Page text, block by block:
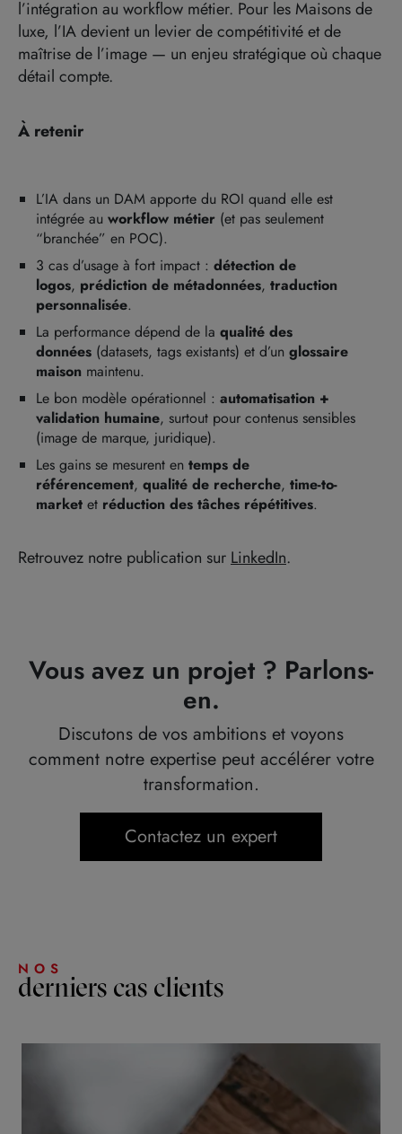
l’intégration au workflow métier. Pour les Maisons de
luxe, l’IA devient un levier de compétitivité et de
maîtrise de l’image — un enjeu stratégique où chaque
détail compte.
À retenir
L’IA dans un DAM apporte du ROI quand elle est
intégrée au workflow métier (et pas seulement
“branchée” en POC).
3 cas d’usage à fort impact : détection de
logos, prédiction de métadonnées, traduction
personnalisée.
La performance dépend de la qualité des
données (datasets, tags existants) et d’un glossaire
maison maintenu.
Le bon modèle opérationnel : automatisation +
validation humaine, surtout pour contenus sensibles
(image de marque, juridique).
Les gains se mesurent en temps de
référencement, qualité de recherche, time-to-
market et réduction des tâches répétitives.
Retrouvez notre publication sur LinkedIn.
Vous avez un projet ? Parlons-
en.
Discutons de vos ambitions et voyons
comment notre expertise peut accélérer votre
transformation.
Contactez un expert
NOS
derniers cas clients